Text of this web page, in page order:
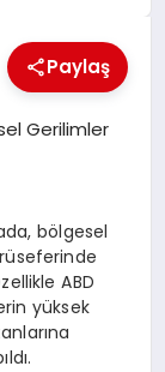
Paylaş
bölgesel
ABD
yüksek